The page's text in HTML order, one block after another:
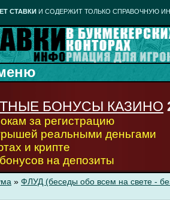
СТАВКИ И СОДЕРЖИТ ТОЛЬКО СПРАВОЧНУЮ
БОНУСЫ КАЗИНО
за регистрацию
реальными деньгами
и крипте
на депозиты
» ФЛУД (беседы обо всем на свете -